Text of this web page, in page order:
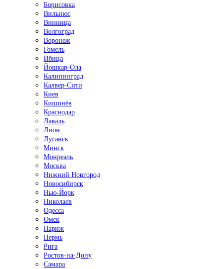
Борисовка
Вильнюс
Винница
Волгоград
Воронеж
Гомель
Ибица
Йошкар-Ола
Калининград
Калвер-Сити
Киев
Кишинёв
Краснодар
Лаваль
Лион
Луганск
Минск
Монреаль
Москва
Нижний Новгород
Новосибирск
Нью-Йорк
Николаев
Одесса
Омск
Париж
Пермь
Рига
Ростов-на-Дону
Самара